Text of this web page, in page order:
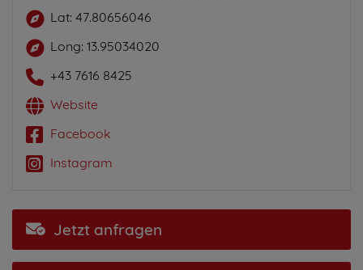
Lat: 47.80656046
Long: 13.95034020
+43 7616 8425
Website
Facebook
Instagram
Jetzt anfragen